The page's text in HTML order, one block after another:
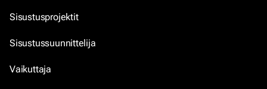
Sisustusprojektit
Sisustussuunnittelija
Vaikuttaja